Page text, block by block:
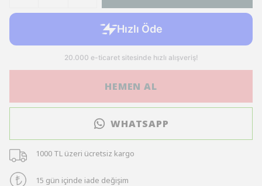
HEMEN AL
WHATSAPP
1000 TL üzeri ücretsiz kargo
15 gün içinde iade değişim